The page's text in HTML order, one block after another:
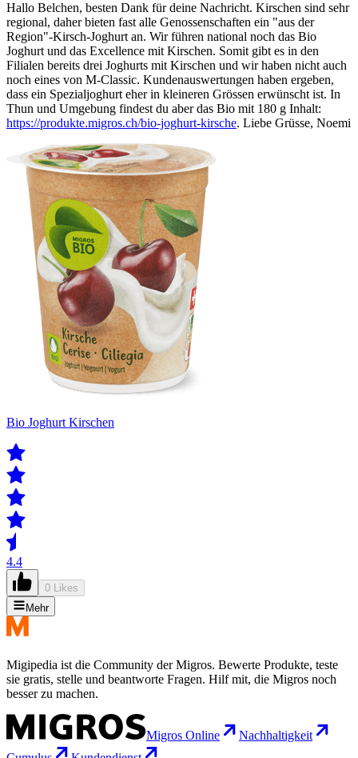
Hallo Belchen, besten Dank für deine Nachricht. Kirschen sind sehr
regional, daher bieten fast alle Genossenschaften ein "aus der
Region"-Kirsch-Joghurt an. Wir führen national noch das Bio
Joghurt und das Excellence mit Kirschen. Somit gibt es in den
Filialen bereits drei Joghurts mit Kirschen und wir haben nicht auch
noch eines von M-Classic. Kundenauswertungen haben ergeben,
dass ein Spezialjoghurt eher in kleineren Grössen erwünscht ist. In
Thun und Umgebung findest du aber das Bio mit 180 g Inhalt:
https://produkte.migros.ch/bio-joghurt-kirsche. Liebe Grüsse, Noemi
Bio Joghurt Kirschen
4.4
0 Likes
Mehr
Migipedia ist die Community der Migros. Bewerte Produkte, teste
sie gratis, stelle und beantworte Fragen. Hilf mit, die Migros noch
besser zu machen.
Migros Online
Nachhaltigkeit